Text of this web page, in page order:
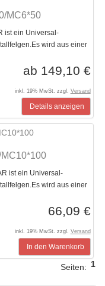
MC6*50
ist ein Universal-
wird aus einer
ab 149,10 €
inkl. 19% MwSt. zzgl. Versand
Details anzeigen
ist ein Universal-
wird aus einer
66,09 €
inkl. 19% MwSt. zzgl. Versand
In den Warenkorb
1
Seiten: